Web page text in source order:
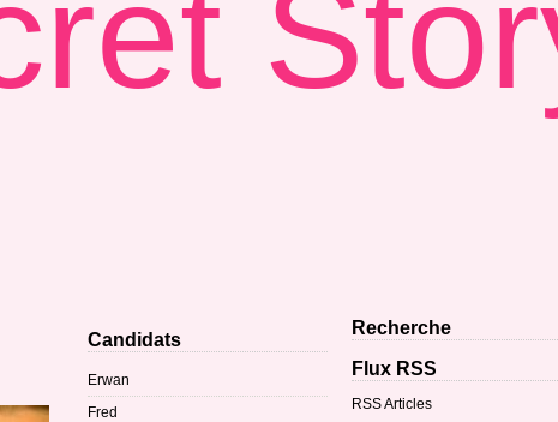
Recherche
Flux RSS
RSS Articles
Candidats
Erwan
Fred